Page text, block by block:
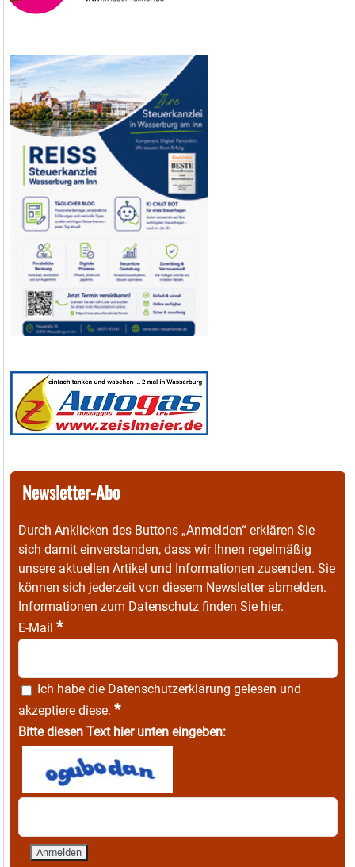
Newsletter-Abo
Durch Anklicken des Buttons „Anmelden“ erklären Sie
sich damit einverstanden, dass wir Ihnen regelmäßig
unsere aktuellen Artikel und Informationen zusenden. Sie
können sich jederzeit von diesem Newsletter abmelden.
Informationen zum Datenschutz finden Sie hier.
E-Mail *
Ich habe die Datenschutzerklärung gelesen und
akzeptiere diese. *
Bitte diesen Text hier unten eingeben: